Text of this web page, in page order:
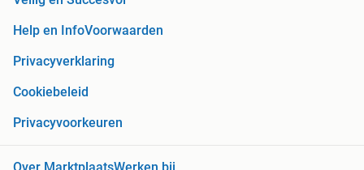
Help en InfoVoorwaarden
Privacyverklaring
Cookiebeleid
Privacyvoorkeuren